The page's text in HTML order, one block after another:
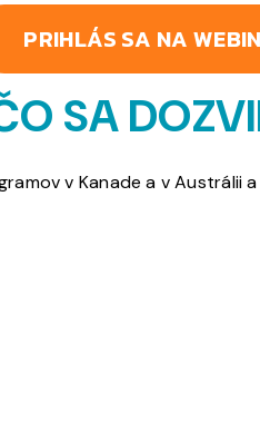
PRIHLÁS SA NA
SA
v Kanade a v Austrálii